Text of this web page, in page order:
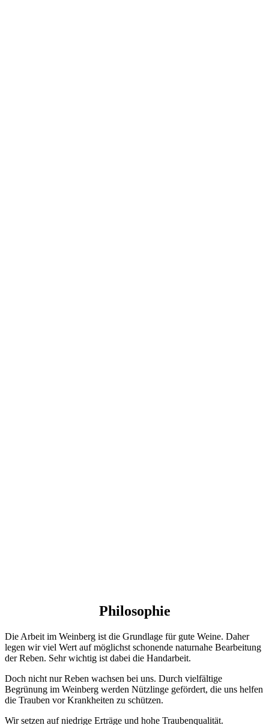
Philosophie
Die Arbeit im Weinberg ist die Grundlage für gute Weine. Daher
legen wir viel Wert auf möglichst schonende naturnahe Bearbeitung
der Reben. Sehr wichtig ist dabei die Handarbeit.
Doch nicht nur Reben wachsen bei uns. Durch vielfältige
Begrünung im Weinberg werden Nützlinge gefördert, die uns helfen
die Trauben vor Krankheiten zu schützen.
Wir setzen auf niedrige Erträge und hohe Traubenqualität.